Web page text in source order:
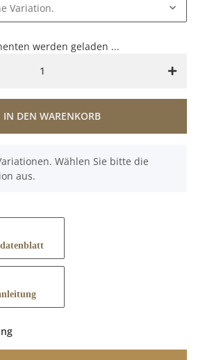
Variation.
IN DEN WARENKORB
werden geladen ...
Wählen Sie bitte die
aus.